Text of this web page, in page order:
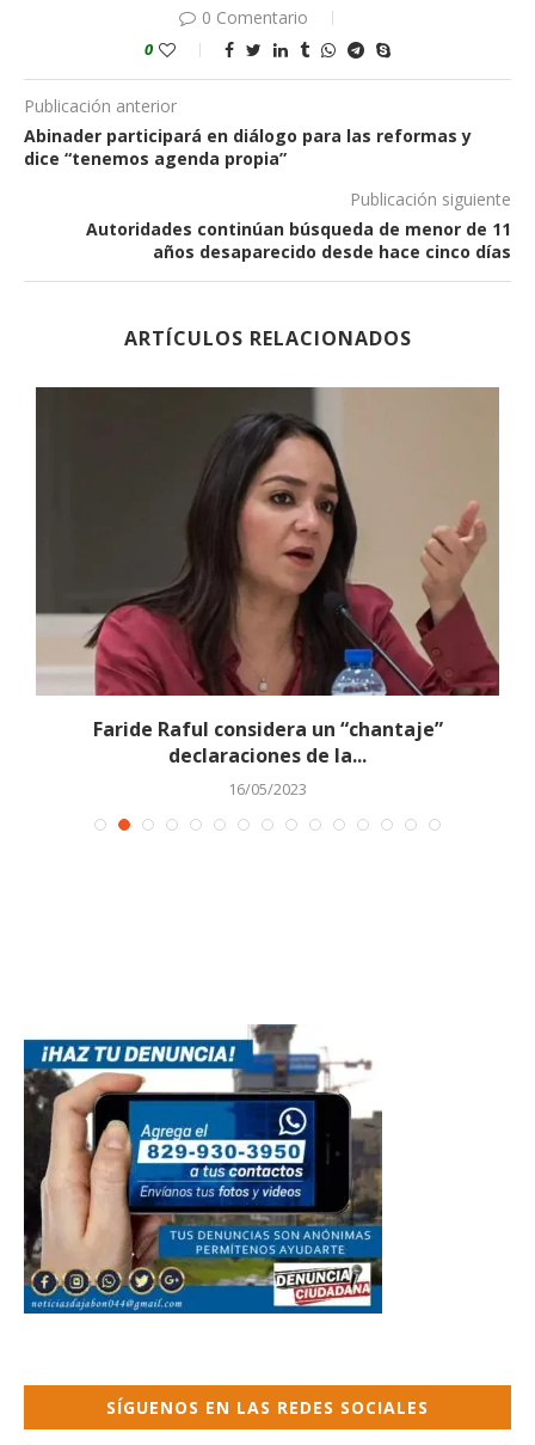
0 Comentario
0
Publicación anterior
Abinader participará en diálogo para las reformas y
dice “tenemos agenda propia”
Publicación siguiente
Autoridades continúan búsqueda de menor de 11
años desaparecido desde hace cinco días
ARTÍCULOS RELACIONADOS
Faride Raful considera un “chantaje”
declaraciones de la...
16/05/2023
SÍGUENOS EN LAS REDES SOCIALES